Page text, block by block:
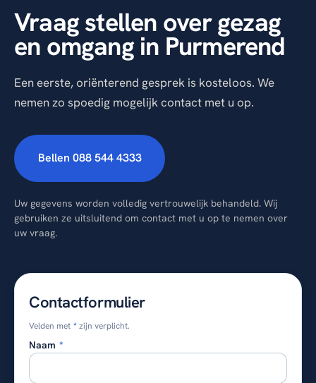
Vraag stellen over gezag
en omgang in Purmerend
Een eerste, oriënterend gesprek is kosteloos. We
nemen zo spoedig mogelijk contact met u op.
Bellen 088 544 4333
Uw gegevens worden volledig vertrouwelijk behandeld. Wij
gebruiken ze uitsluitend om contact met u op te nemen over
uw vraag.
Contactformulier
Velden met *zijn verplicht.
Naam *